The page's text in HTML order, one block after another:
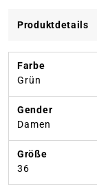
Produktdetails
Farbe
Grün
Gender
Damen
Größe
36